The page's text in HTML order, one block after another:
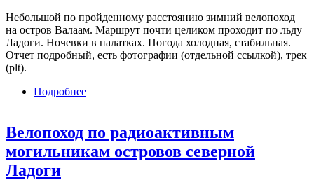
Небольшой по пройденному расстоянию зимний велопоход
на остров Валаам. Маршрут почти целиком проходит по льду
Ладоги. Ночевки в палатках. Погода холодная, стабильная.
Отчет подробный, есть фотографии (отдельной ссылкой), трек
(plt).
Подробнее
Велопоход по радиоактивным
могильникам островов северной
Ладоги